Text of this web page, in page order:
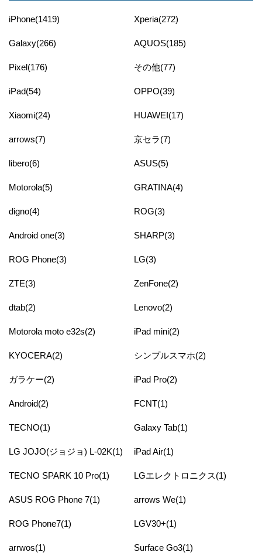
iPhone(1419) Xperia(272)
Galaxy(266) AQUOS(185)
Pixel(176) その他(77)
iPad(54) OPPO(39)
Xiaomi(24) HUAWEI(17)
arrows(7) 京セラ(7)
libero(6) ASUS(5)
Motorola(5) GRATINA(4)
digno(4) ROG(3)
Android one(3) SHARP(3)
ROG Phone(3) LG(3)
ZTE(3) ZenFone(2)
dtab(2) Lenovo(2)
Motorola moto e32s(2) iPad mini(2)
KYOCERA(2) シンプルスマホ(2)
ガラケー(2) iPad Pro(2)
Android(2) FCNT(1)
TECNO(1) Galaxy Tab(1)
LG JOJO(ジョジョ) L-02K(1) iPad Air(1)
TECNO SPARK 10 Pro(1) LGエレクトロニクス(1)
ASUS ROG Phone 7(1) arrows We(1)
ROG Phone7(1) LGV30+(1)
arrwos(1) Surface Go3(1)